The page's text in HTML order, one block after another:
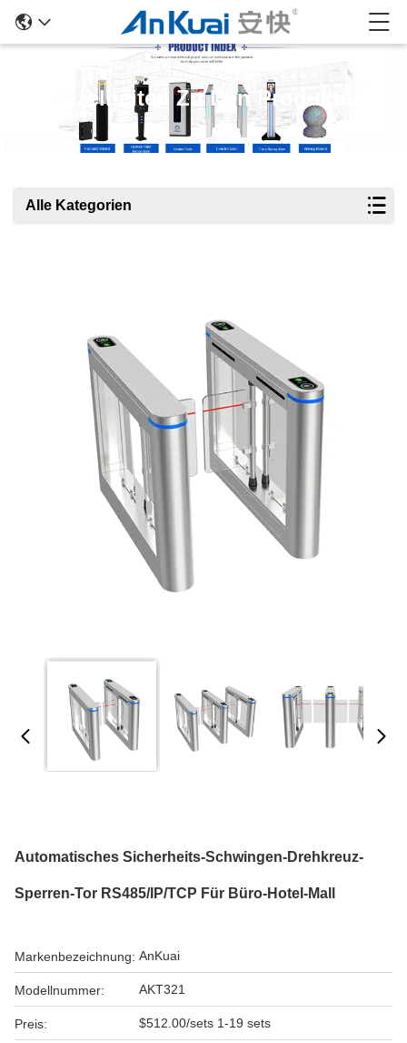
Einzelheiten Zu Den Produkten
Alle Kategorien
Automatisches Sicherheits-Schwingen-Drehkreuz-
Sperren-Tor RS485/IP/TCP Für Büro-Hotel-Mall
Markenbezeichnung: AnKuai
Modellnummer: AKT321
Preis: $512.00/sets 1-19 sets